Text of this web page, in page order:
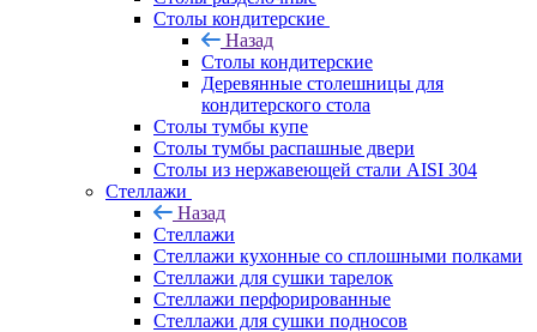
Столы кондитерские
Назад
Столы кондитерские
Деревянные столешницы для
кондитерского стола
Столы тумбы купе
Столы тумбы распашные двери
Столы из нержавеющей стали AISI 304
Стеллажи
Назад
Стеллажи
Стеллажи кухонные со сплошными полками
Стеллажи для сушки тарелок
Стеллажи перфорированные
Стеллажи для сушки подносов